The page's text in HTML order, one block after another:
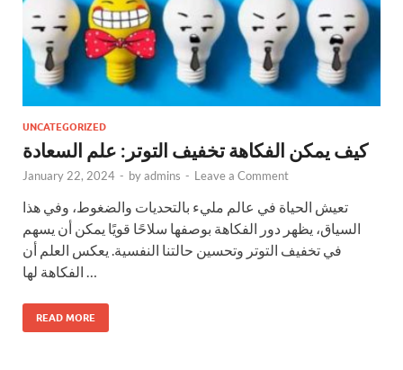
UNCATEGORIZED
كيف يمكن الفكاهة تخفيف التوتر: علم السعادة
January 22, 2024 - byadmins - Leave a Comment
تعيش الحياة في عالم مليء بالتحديات والضغوط، وفي هذا
السياق، يظهر دور الفكاهة بوصفها سلاحًا قويًا يمكن أن يسهم
في تخفيف التوتر وتحسين حالتنا النفسية. يعكس العلم أن
الفكاهة لها …
READ MORE